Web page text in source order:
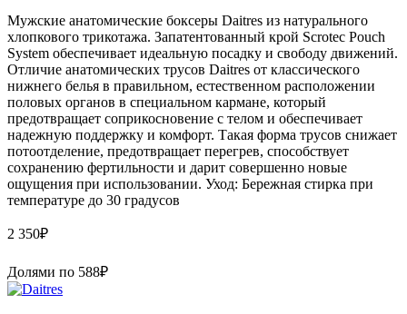
Мужские анатомические боксеры Daitres из натурального
хлопкового трикотажа. Запатентованный крой Scrotec Pouch
System обеспечивает идеальную посадку и свободу движений.
Отличие анатомических трусов Daitres от классического
нижнего белья в правильном, естественном расположении
половых органов в специальном кармане, который
предотвращает соприкосновение с телом и обеспечивает
надежную поддержку и комфорт. Такая форма трусов снижает
потоотделение, предотвращает перегрев, способствует
сохранению фертильности и дарит совершенно новые
ощущения при использовании. Уход: Бережная стирка при
температуре до 30 градусов
2 350₽
Долями по 588₽